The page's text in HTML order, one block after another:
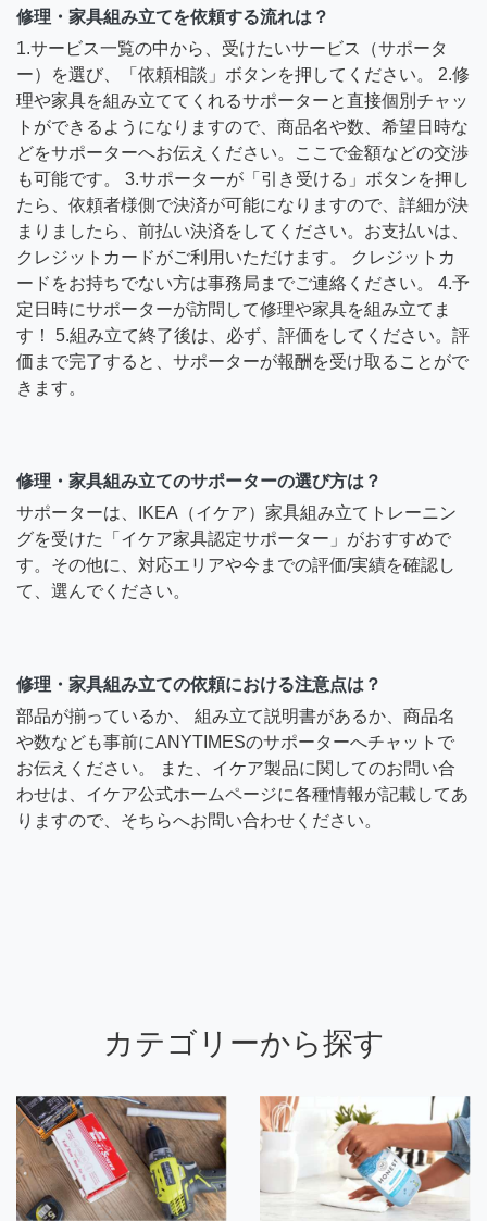
修理・家具組み立てを依頼する流れは？
1.サービス一覧の中から、受けたいサービス（サポータ
ー）を選び、「依頼相談」ボタンを押してください。 2.修
理や家具を組み立ててくれるサポーターと直接個別チャッ
トができるようになりますので、商品名や数、希望日時な
どをサポーターへお伝えください。ここで金額などの交渉
も可能です。 3.サポーターが「引き受ける」ボタンを押し
たら、依頼者様側で決済が可能になりますので、詳細が決
まりましたら、前払い決済をしてください。お支払いは、
クレジットカードがご利用いただけます。 クレジットカ
ードをお持ちでない方は事務局までご連絡ください。 4.予
定日時にサポーターが訪問して修理や家具を組み立てま
す！ 5.組み立て終了後は、必ず、評価をしてください。評
価まで完了すると、サポーターが報酬を受け取ることがで
きます。
修理・家具組み立てのサポーターの選び方は？
サポーターは、IKEA（イケア）家具組み立てトレーニン
グを受けた「イケア家具認定サポーター」がおすすめで
す。その他に、対応エリアや今までの評価/実績を確認し
て、選んでください。
修理・家具組み立ての依頼における注意点は？
部品が揃っているか、 組み立て説明書があるか、商品名
や数なども事前にANYTIMESのサポーターへチャットで
お伝えください。 また、イケア製品に関してのお問い合
わせは、イケア公式ホームページに各種情報が記載してあ
りますので、そちらへお問い合わせください。
カテゴリーから探す